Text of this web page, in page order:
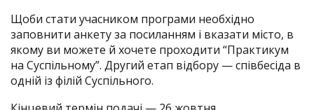
Щоби стати учасником програми необхідно
заповнити анкету за посиланням і вказати місто, в
якому ви можете й хочете проходити “Практикум
на Суспільному”. Другий етап відбору — співбесіда в
одній із філій Суспільного.